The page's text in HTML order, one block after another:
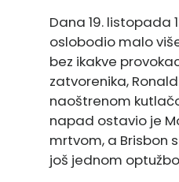
Dana 19. listopada
oslobodio malo
bez ikakve
zatvorenika,
naoštrenom
napad ostavio je
mrtvom, a Brisbon
još jednom